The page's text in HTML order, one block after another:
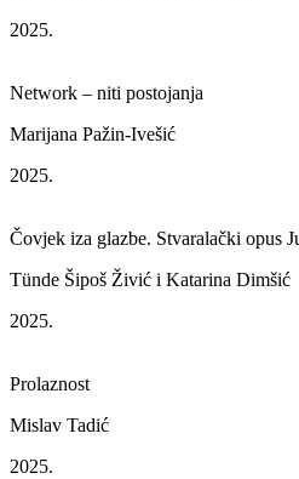
2025.
Network – niti postojanja
Marijana Pažin-Ivešić
2025.
Čovjek iza glazbe. Stvaralački opus
Tünde Šipoš Živić i Katarina Dimšić
2025.
Prolaznost
Mislav Tadić
2025.